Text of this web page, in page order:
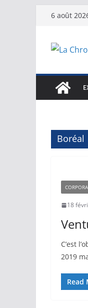
Passer6 août
Boréal
18
C’est
2019
Read